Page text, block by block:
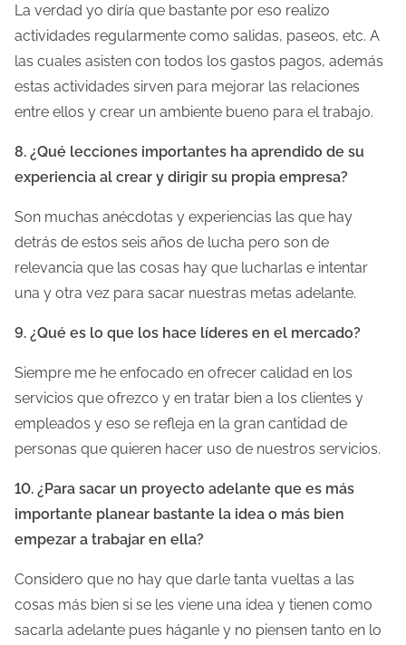
La verdad yo diría que bastante por eso realizo
actividades regularmente como salidas, paseos, etc. A
las cuales asisten con todos los gastos pagos, además
estas actividades sirven para mejorar las relaciones
entre ellos y crear un ambiente bueno para el trabajo.
8. ¿Qué lecciones importantes ha aprendido de su
experiencia al crear y dirigir su propia empresa?
Son muchas anécdotas y experiencias las que hay
detrás de estos seis años de lucha pero son de
relevancia que las cosas hay que lucharlas e intentar
una y otra vez para sacar nuestras metas adelante.
9. ¿Qué es lo que los hace líderes en el mercado?
Siempre me he enfocado en ofrecer calidad en los
servicios que ofrezco y en tratar bien a los clientes y
empleados y eso se refleja en la gran cantidad de
personas que quieren hacer uso de nuestros servicios.
10. ¿Para sacar un proyecto adelante que es más
importante planear bastante la idea o más bien
empezar a trabajar en ella?
Considero que no hay que darle tanta vueltas a las
cosas más bien si se les viene una idea y tienen como
sacarla adelante pues háganle y no piensen tanto en lo